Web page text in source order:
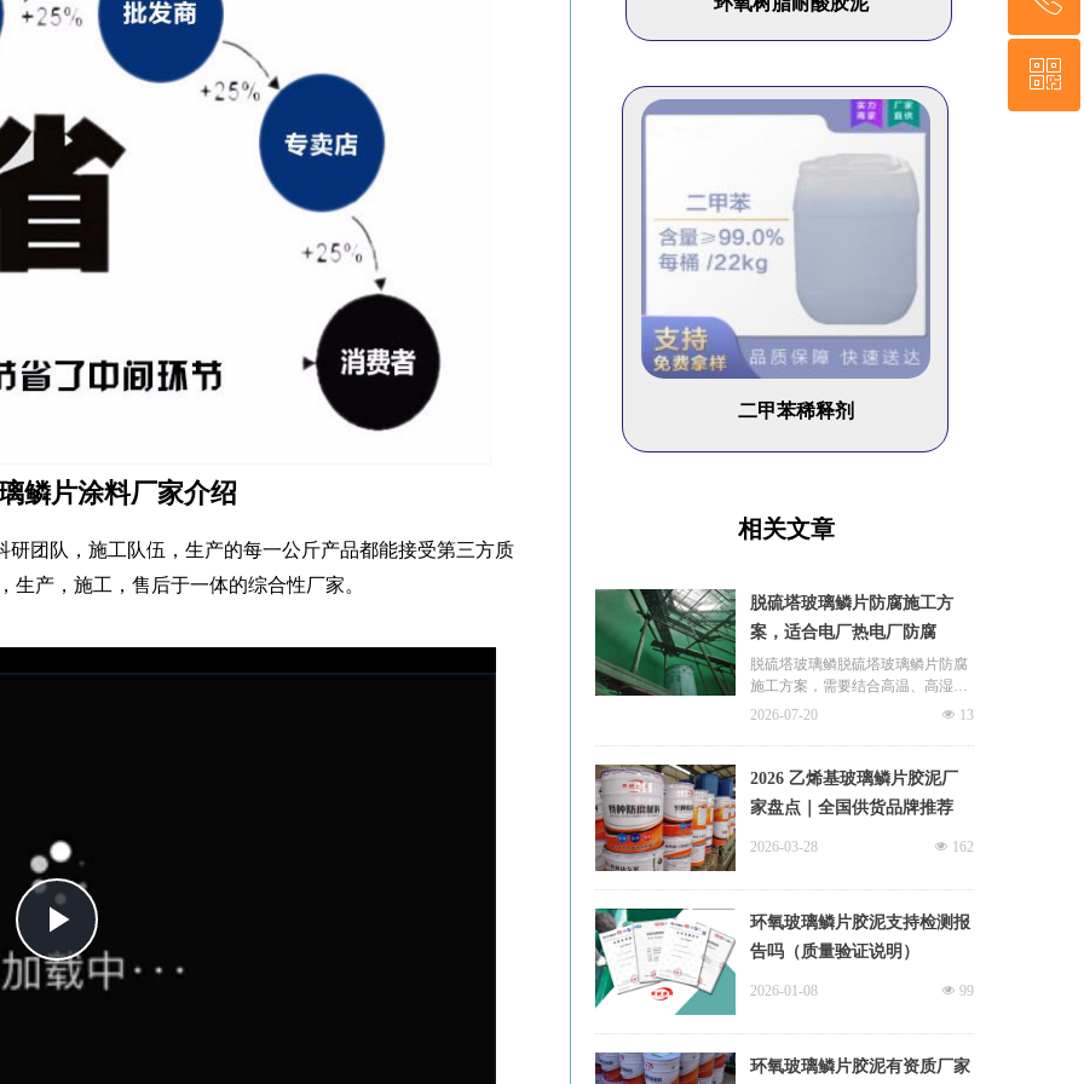
鳞片涂料厂家介绍
队，施工队伍，生产的每一公斤产品都能接受第三方质
产，施工，售后于一体的综合性厂家。
Play
Video
脱硫塔玻璃鳞片防腐施工方
案，适合电厂热电厂防腐
脱硫塔玻璃鳞脱硫塔玻璃鳞片防腐
施工方案，需要结合高温、高湿、
酸性烟气、脱硫浆液和积液区域等
理、节点加强和质量验收，是影响
防腐效果的关键。
对于电厂、热电厂、钢铁厂、焦化
厂等脱硫系统，选择防腐方案时应
电厂防腐
넶 13
2026-07-20
2026 乙烯基玻璃鳞片胶泥厂
家盘点｜全国供货品牌推荐
넶 162
2026-03-28
环氧玻璃鳞片胶泥支持检测报
告吗（质量验证说明）
넶 99
2026-01-08
环氧玻璃鳞片胶泥有资质厂家
二甲苯稀释剂
相关文章
18203261661
ꀥ